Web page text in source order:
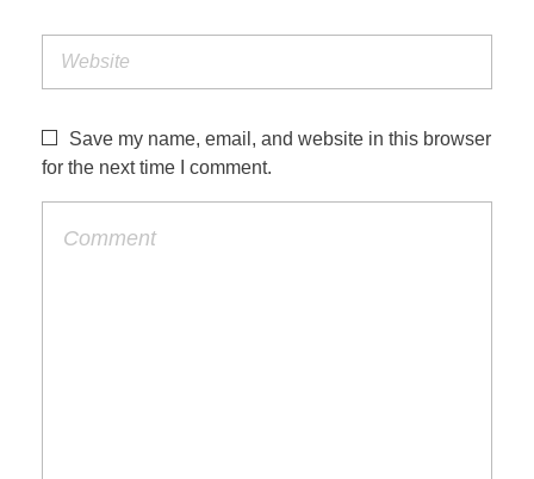
Save my name, email, and website in this browser
for the next time I comment.